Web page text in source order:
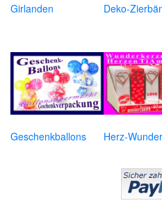
Girlanden Deko-
Geschenkballons Herz-